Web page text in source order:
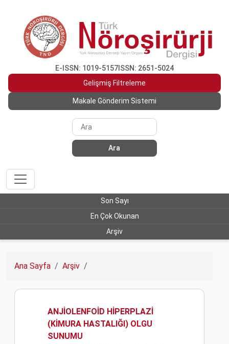
E-ISSN: 1019-5157 ISSN: 2651-5024
Gelişmiş Filtreleme
Makale Gönderim Sistemi
Ara
Son Sayı
En Çok Okunan
Arşiv
Ana Sayfa Arşiv
ANJİOLENFOİD HİPERPLAZİ
(KİMURA HASTALIĞI) OLGU
SUNUMU